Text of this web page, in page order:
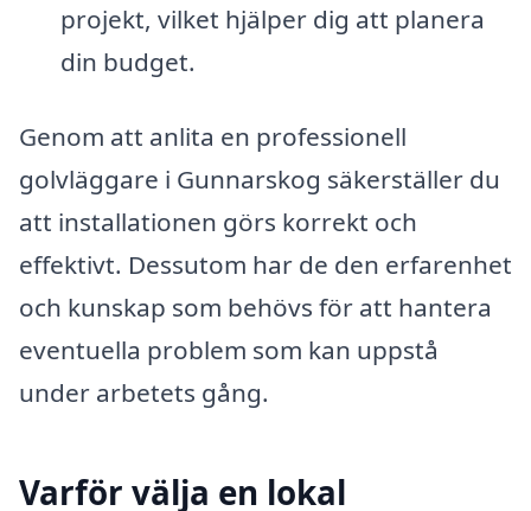
projekt, vilket hjälper dig att planera
din budget.
Genom att anlita en professionell
golvläggare i Gunnarskog säkerställer du
att installationen görs korrekt och
effektivt. Dessutom har de den erfarenhet
och kunskap som behövs för att hantera
eventuella problem som kan uppstå
under arbetets gång.
Varför välja en lokal